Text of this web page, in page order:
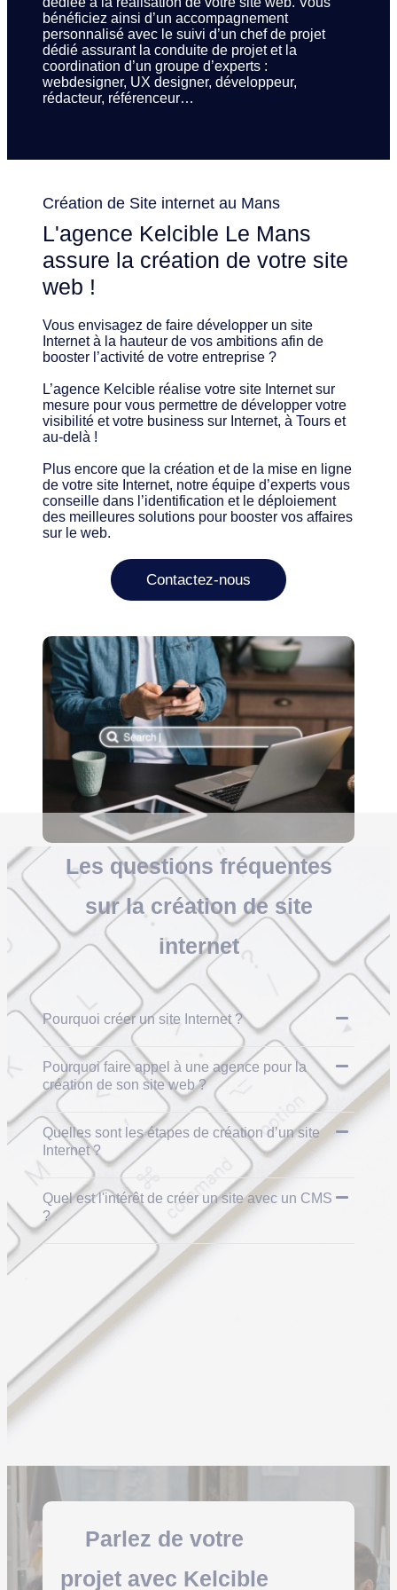
bénéficiez ainsi d’un accompagnement
personnalisé avec le suivi d’un chef de projet
dédié assurant la conduite de projet et la
coordination d’un groupe d’experts :
webdesigner, UX designer, développeur,
rédacteur, référenceur…
Création de Site internet au Mans
L'agence Kelcible Le Mans
assure la création de votre site
web !
Vous envisagez de faire développer un site
Internet à la hauteur de vos ambitions afin de
booster l’activité de votre entreprise ?
L’agence Kelcible réalise votre site Internet sur
mesure pour vous permettre de développer votre
visibilité et votre business sur Internet, à Tours et
au-delà !
Plus encore que la création et de la mise en ligne
de votre site Internet, notre équipe d’experts vous
conseille dans l’identification et le déploiement
des meilleures solutions pour booster vos affaires
sur le web.
Contactez-nous
Les questions fréquentes
sur la création de site
internet
Pourquoi créer un site Internet ?
Pourquoi faire appel à une agence pour la
création de son site web ?
Quelles sont les étapes de création d’un site
Internet ?
Quel est l'intérêt de créer un site avec un CMS
?
Parlez de votre
projet avec Kelcible